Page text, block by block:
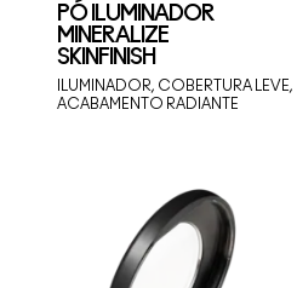
PÓ ILUMINADOR
MINERALIZE
SKINFINISH
ILUMINADOR, COBERTURA LEVE,
ACABAMENTO RADIANTE